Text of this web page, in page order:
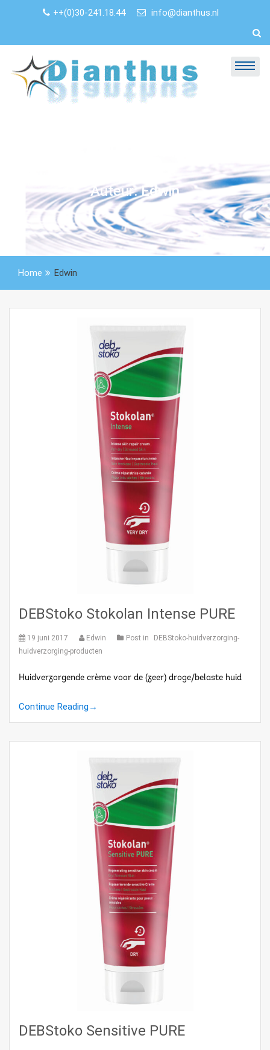
++(0)30-241.18.44 info@dianthus.nl
Auteur:Edwin
Home Edwin
DEBStoko Stokolan Intense PURE
19 juni 2017 Edwin Post in
DEBStoko-huidverzorging-
huidverzorging-producten
Huidverzorgende crème voor de (zeer) droge/belaste huid
Continue Reading →
DEBStoko Sensitive PURE